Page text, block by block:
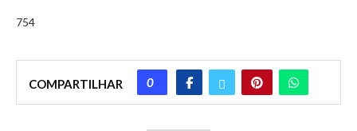
754
COMPARTILHAR 0